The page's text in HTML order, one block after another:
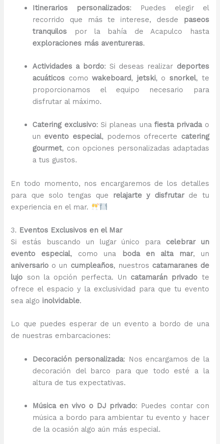
Itinerarios personalizados: Puedes elegir el
recorrido que más te interese, desde
paseos
tranquilos por la bahía de Acapulco hasta
exploraciones más aventureras.
Actividades a bordo: Si deseas realizar deportes
acuáticos comowakeboard, jetski, o snorkel, te
proporcionamos el equipo necesario para
disfrutar al máximo.
Catering exclusivo: Si planeas una fiesta privadao
un evento especial, podemos ofrecerte catering
gourmet, con opciones personalizadas adaptadas
a tus gustos.
En todo momento, nos encargaremos de los detalles
para que solo tengas que
relajarte y disfrutarde tu
experiencia en el mar.
3. Eventos Exclusivos en el Mar
Si estás buscando un lugar único para celebrar un
evento especial, como una boda en alta mar, un
aniversario o un cumpleaños, nuestros catamaranes de
lujo son la opción perfecta. Un catamarán privado te
ofrece el espacio y la exclusividad para que tu evento
sea algo inolvidable.
Lo que puedes esperar de un evento a bordo de una
de nuestras embarcaciones:
Decoración personalizada: Nos encargamos de la
decoración del barco para que todo esté a la
altura de tus expectativas.
Música en vivo o DJ privado: Puedes contar con
música a bordo para ambientar tu evento y hacer
de la ocasión algo aún más especial.